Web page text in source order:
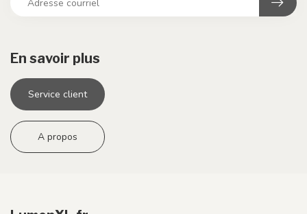
En savoir plus
Service client
A propos